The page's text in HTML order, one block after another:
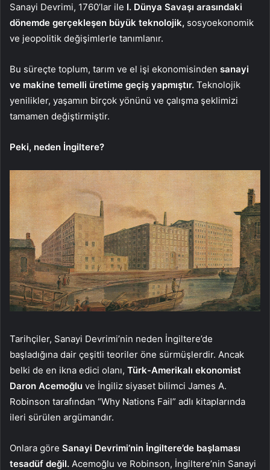
Sanayi Devrimi, 1760’lar ile I. Dünya Savaşı arasındaki
dönemde gerçekleşen büyük teknolojik, sosyoekonomik
ve jeopolitik değişimlerle tanımlanır.
Bu süreçte toplum, tarım ve el işi ekonomisinden sanayi
ve makine temelli üretime geçiş yapmıştır. Teknolojik
yenilikler, yaşamın birçok yönünü ve çalışma şeklimizi
tamamen değiştirmiştir.
Peki, neden İngiltere?
Tarihçiler, Sanayi Devrimi’nin neden İngiltere’de
başladığına dair çeşitli teoriler öne sürmüşlerdir. Ancak
belki de en ikna edici olanı, Türk-Amerikalı ekonomist
Daron Acemoğlu ve İngiliz siyaset bilimci James A.
Robinson tarafından “Why Nations Fail” adlı kitaplarında
ileri sürülen argümandır.
Onlara göre Sanayi Devrimi’nin İngiltere’de başlaması
tesadüf değil. Acemoğlu ve Robinson, İngiltere’nin Sanayi